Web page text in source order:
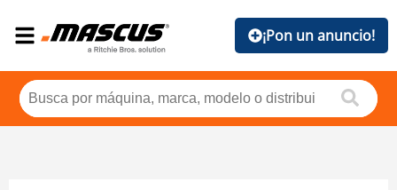
¡Pon un anuncio!